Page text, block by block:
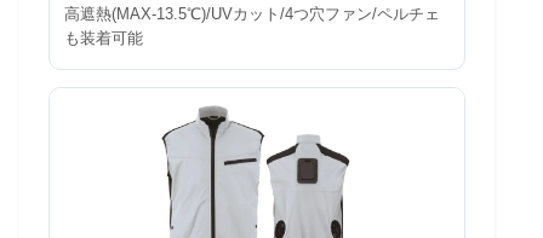
高遮熱(MAX-13.5℃)/UVカット/4つ穴ファン/ペルチェ
も装着可能